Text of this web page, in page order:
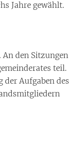
Jahre gewählt.
den Sitzungen
teil.
Aufgaben des